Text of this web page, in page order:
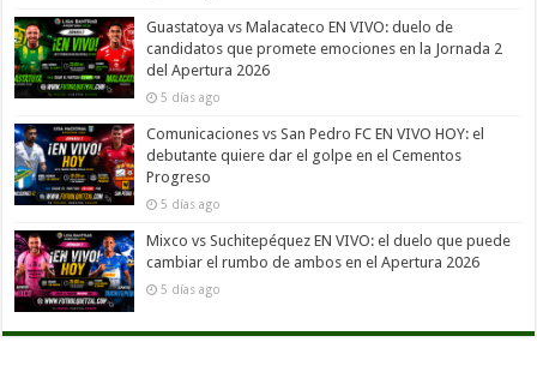
Guastatoya vs Malacateco EN VIVO: duelo de
candidatos que promete emociones en la Jornada 2
del Apertura 2026
5 días ago
Comunicaciones vs San Pedro FC EN VIVO HOY: el
debutante quiere dar el golpe en el Cementos
Progreso
5 días ago
Mixco vs Suchitepéquez EN VIVO: el duelo que puede
cambiar el rumbo de ambos en el Apertura 2026
5 días ago